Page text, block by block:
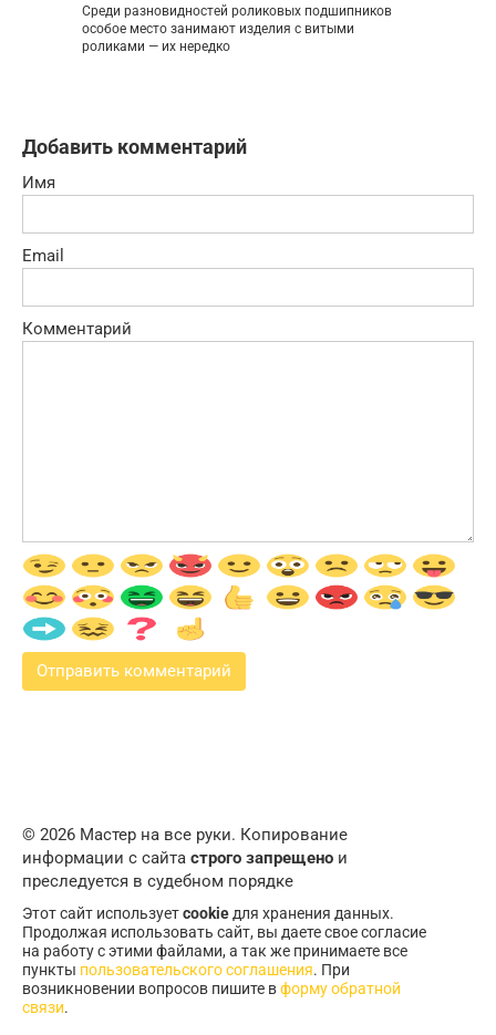
Среди разновидностей роликовых подшипников
особое место занимают изделия с витыми
роликами — их нередко
Добавить комментарий
Имя
Email
Комментарий
© 2026 Мастер на все руки. Копирование
информации с сайта строго запрещено и
преследуется в судебном порядке
Этот сайт используетcookieдля хранения данных.
Продолжая использовать сайт, вы даете свое согласие
на работу с этими файлами, а так же принимаете все
пункты пользовательского соглашения. При
возникновении вопросов пишите вформу обратной
связи.